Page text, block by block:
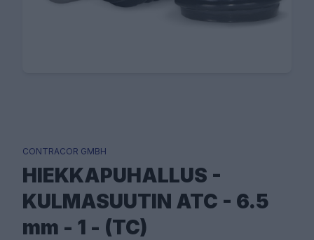
CONTRACOR GMBH
HIEKKAPUHALLUS -
KULMASUUTIN ATC - 6.5
mm - 1 - (TC)